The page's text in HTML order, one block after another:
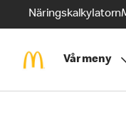
Näringskalkylatorn
Vår meny